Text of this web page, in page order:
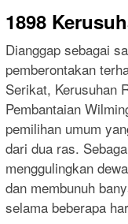
1898
Dianggap sebagai
pemberontakan
Serikat, Kerusuhan
Pembantaian
pemilihan umum
dari dua ras.
menggulingkan
dan membunuh
selama beberapa